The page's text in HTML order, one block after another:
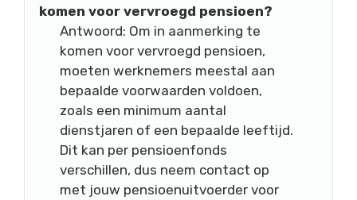
komen voor vervroegd pensioen?
Antwoord: Om in aanmerking te
komen voor vervroegd pensioen,
moeten werknemers meestal aan
bepaalde voorwaarden voldoen,
zoals een minimum aantal
dienstjaren of een bepaalde leeftijd.
Dit kan per pensioenfonds
verschillen, dus neem contact op
met jouw pensioenuitvoerder voor